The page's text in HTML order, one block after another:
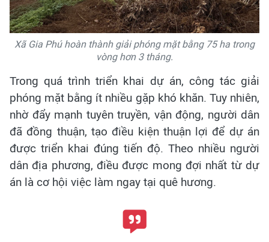
Xã Gia Phú hoàn thành giải phóng mặt bằng 75 ha trong
vòng hơn 3 tháng.
Trong quá trình triển khai dự án, công tác giải
phóng mặt bằng ít nhiều gặp khó khăn. Tuy nhiên,
nhờ đẩy mạnh tuyên truyền, vận động, người dân
đã đồng thuận, tạo điều kiện thuận lợi để dự án
được triển khai đúng tiến độ. Theo nhiều người
dân địa phương, điều được mong đợi nhất từ dự
án là cơ hội việc làm ngay tại quê hương.